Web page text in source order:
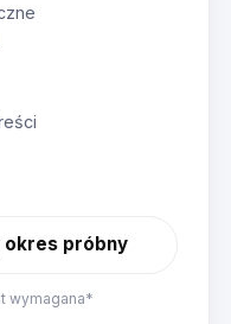
okres próbny
wymagana*